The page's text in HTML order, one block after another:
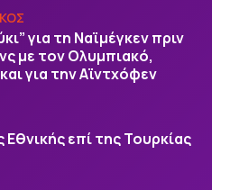
για τη Ναϊμέγκεν πριν
με τον Ολυμπιακό,
για την Αϊντχόφεν
Εθνικής επί της Τουρκίας